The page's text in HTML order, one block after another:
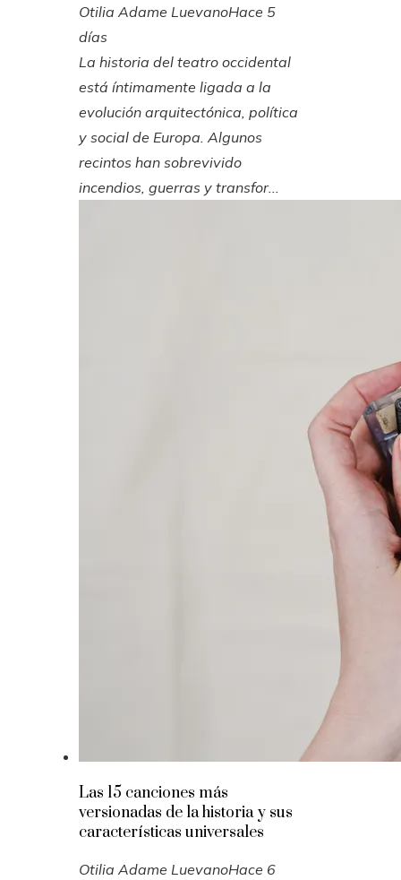
Otilia Adame LuevanoHace 5
días
La historia del teatro occidental
está íntimamente ligada a la
evolución arquitectónica, política
y social de Europa. Algunos
recintos han sobrevivido
incendios, guerras y transfor...
Las 15 canciones más
versionadas de la historia y sus
características universales
Otilia Adame LuevanoHace 6